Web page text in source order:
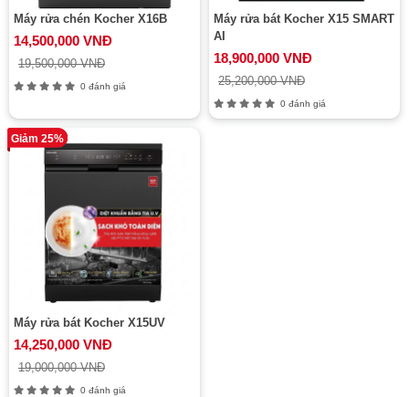
Máy rửa chén Kocher X16B
14,500,000 VNĐ
19,500,000 VNĐ
0 đánh giá
Máy rửa bát Kocher X15 SMART
AI
18,900,000 VNĐ
25,200,000 VNĐ
0 đánh giá
Giảm 25%
Máy rửa bát Kocher X15UV
14,250,000 VNĐ
19,000,000 VNĐ
0 đánh giá